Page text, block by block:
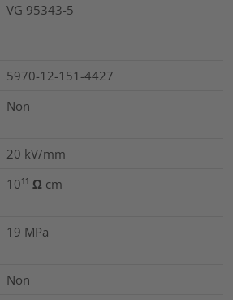
VG 95343-5
5970-12-151-4427
Non
20 kV/mm
10¹¹ Ω cm
19 MPa
Non